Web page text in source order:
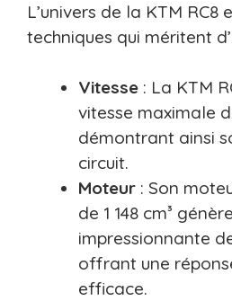
L’univers de la KTM RC8
techniques qui méritent
Vitesse : La KTM
vitesse maximale
démontrant ainsi
circuit.
Moteur : Son
de 1 148 cm³
impressionnante
offrant une
efficace.